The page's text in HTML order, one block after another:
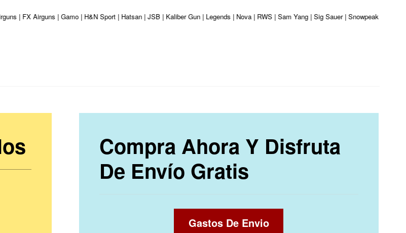
FX Airguns | Gamo | H&N Sport | Hatsan | JSB | Kaliber Gun | Legends | Nova | RWS | Sam Yang | Sig Sauer | Snowpeak |
Compra Ahora Y Disfruta
De Envío Gratis
Gastos De Envio